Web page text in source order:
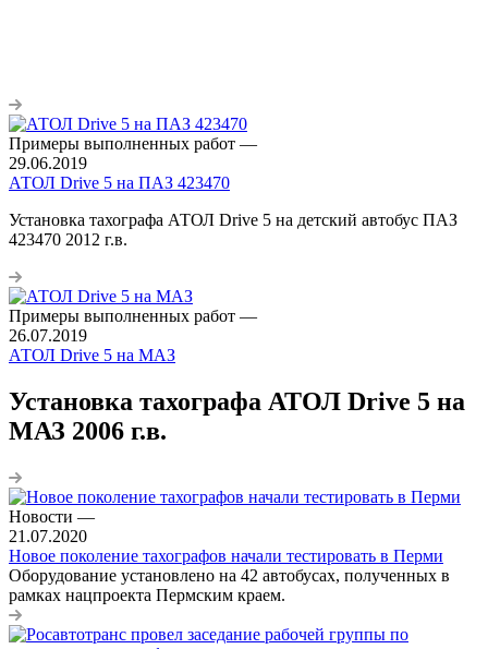
Примеры выполненных работ —
29.06.2019
АТОЛ Drive 5 на ПАЗ 423470
Установка тахографа АТОЛ Drive 5 на детский автобус ПАЗ
423470 2012 г.в.
Примеры выполненных работ —
26.07.2019
АТОЛ Drive 5 на МАЗ
Установка тахографа АТОЛ Drive 5 на
МАЗ 2006 г.в.
Новости —
21.07.2020
Новое поколение тахографов начали тестировать в Перми
Оборудование установлено на 42 автобусах, полученных в
рамках нацпроекта Пермским краем.